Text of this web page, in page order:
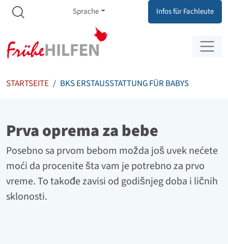
Zum Inhalt springen
Zur Navigation springen
Meta Navigation
Sprache Infos für Fachleute
STARTSEITE BKS ERSTAUSSTATTUNG FÜR BABYS
Prva oprema za bebe
Posebno sa prvom bebom možda još uvek nećete
moći da procenite šta vam je potrebno za prvo
vreme. To takođe zavisi od godišnjeg doba i ličnih
sklonosti.